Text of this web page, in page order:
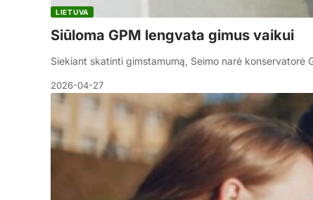
LIETUVA
Siūloma GPM lengvata gimus vaikui
Siekiant skatinti gimstamumą, Seimo narė
2026-04-27